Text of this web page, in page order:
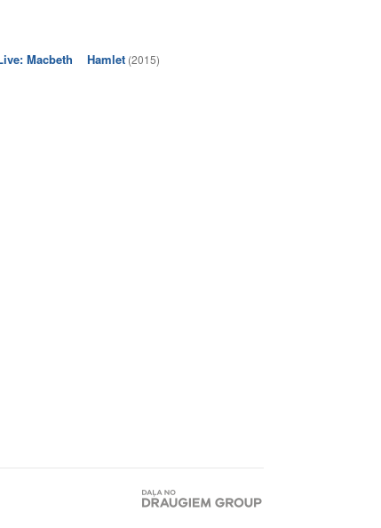
Macbeth Hamlet (2015)